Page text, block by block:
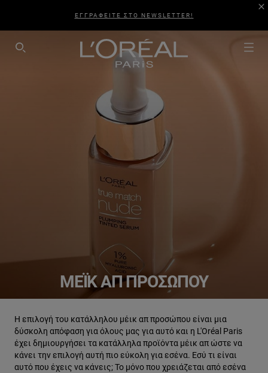
ΕΓΓΡΑΦΕΙΤΕ ΣΤΟ NEWSLETTER!
SEARCH THIS SITE
ΜΈΙΚ ΑΠ ΠΡΟΣΏΠΟΥ
Η επιλογή του κατάλληλου μέικ απ προσώπου είναι μια
δύσκολη απόφαση για όλους μας για αυτό και η L'Oréal Paris
έχει δημιουργήσει τα κατάλληλα προϊόντα μέικ απ ώστε να
κάνει την επιλογή αυτή πιο εύκολη για εσένα. Εσύ τι είναι
αυτό που έχεις να κάνεις; Το μόνο που χρειάζεται από εσένα